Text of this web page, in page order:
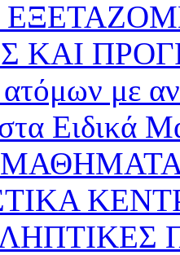
ΚΑΙ
με
Ειδικά